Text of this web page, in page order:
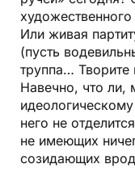
Или живая
(пусть
труппа… Творите
Навечно, что ли,
него не
не имеющих
созидающих